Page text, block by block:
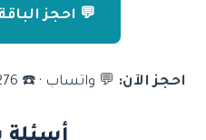
💬 احجز
احجز الآن: 💬 واتساب · ☎️ 15276 · 🌐 townhospitaleg.com